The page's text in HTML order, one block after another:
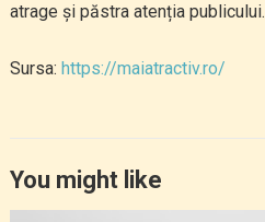
atrage și păstra atenția publicului.
Sursa: https://maiatractiv.ro/
You might like